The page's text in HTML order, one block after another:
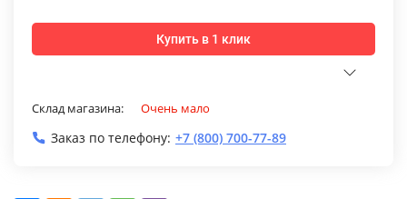
Купить в 1 клик
Склад магазина: Очень мало
Заказ по телефону: +7 (800) 700-77-89